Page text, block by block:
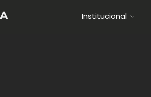
Institucional